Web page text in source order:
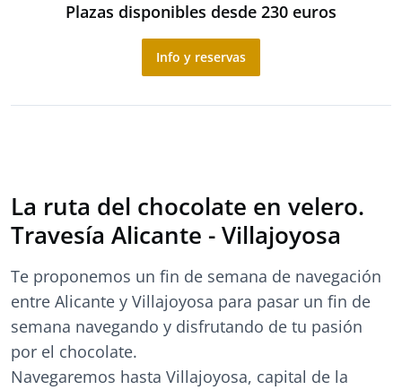
Plazas disponibles desde 230 euros
Info y reservas
La ruta del chocolate en velero.
Travesía Alicante - Villajoyosa
Te proponemos un fin de semana de navegación
entre Alicante y Villajoyosa para pasar un fin de
semana navegando y disfrutando de tu pasión
por el chocolate.
Navegaremos hasta Villajoyosa, capital de la